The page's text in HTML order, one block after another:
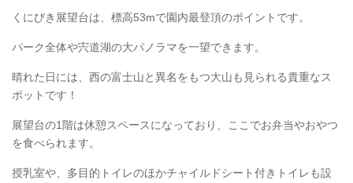
くにびき展望台は、標高53mで園内最登頂のポイントです。
パーク全体や宍道湖の大パノラマを一望できます。
晴れた日には、西の富士山と異名をもつ大山も見られる貴重なス
ポットです！
展望台の1階は休憩スペースになっており、ここでお弁当やおやつ
を食べられます。
授乳室や、多目的トイレのほかチャイルドシート付きトイレも設